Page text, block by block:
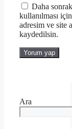
Daha
kullanılması
adresim ve site
kaydedilsin.
Ara